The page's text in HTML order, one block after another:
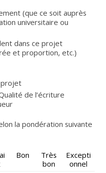
(que ce soit auprès
universitaire ou
dans ce projet
et proportion, etc.)
projet
de l’écriture
la pondération suivante
Bon
Très
bon
Excepti
onnel